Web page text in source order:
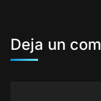
Deja un